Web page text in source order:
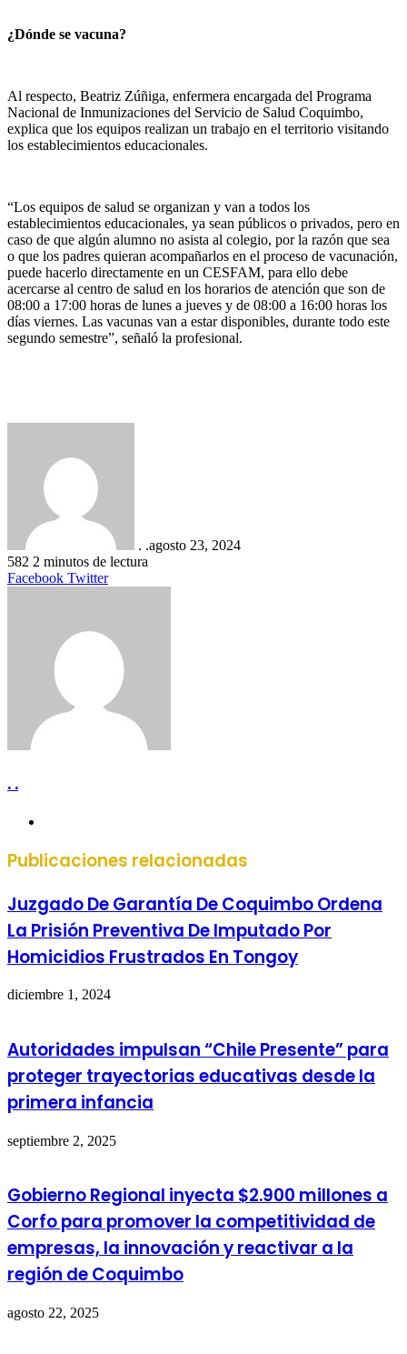
¿Dónde se vacuna?
Al respecto, Beatriz Zúñiga, enfermera encargada del Programa
Nacional de Inmunizaciones del Servicio de Salud Coquimbo,
explica que los equipos realizan un trabajo en el territorio visitando
los establecimientos educacionales.
“Los equipos de salud se organizan y van a todos los
establecimientos educacionales, ya sean públicos o privados, pero en
caso de que algún alumno no asista al colegio, por la razón que sea
o que los padres quieran acompañarlos en el proceso de vacunación,
puede hacerlo directamente en un CESFAM, para ello debe
acercarse al centro de salud en los horarios de atención que son de
08:00 a 17:00 horas de lunes a jueves y de 08:00 a 16:00 horas los
días viernes. Las vacunas van a estar disponibles, durante todo este
segundo semestre”, señaló la profesional.
. .agosto 23, 2024
582 2 minutos de lectura
Facebook TwitterLinkedIn
Tumblr
Pinterest
Reddit
VKontakte
Compartir
Imprimir
. .
Publicaciones relacionadas
Juzgado De Garantía De Coquimbo Ordena
La Prisión Preventiva De Imputado Por
Homicidios Frustrados En Tongoy
diciembre 1, 2024
Autoridades impulsan “Chile Presente” para
proteger trayectorias educativas desde la
primera infancia
septiembre 2, 2025
Gobierno Regional inyecta $2.900 millones a
Corfo para promover la competitividad de
empresas, la innovación y reactivar a la
región de Coquimbo
agosto 22, 2025